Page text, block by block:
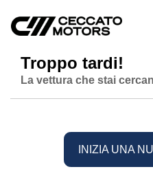
Troppo tardi!
La vettura che stai
INIZIA UNA